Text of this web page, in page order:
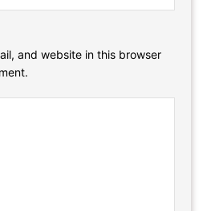
and website in this browser